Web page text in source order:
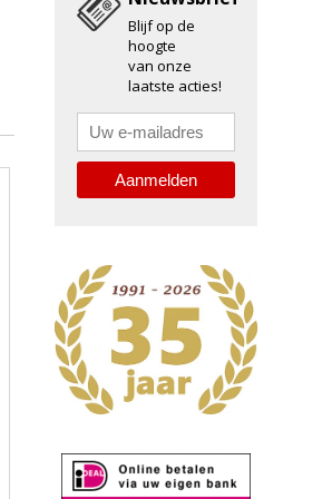
Blijf op de
hoogte
van onze
laatste acties!